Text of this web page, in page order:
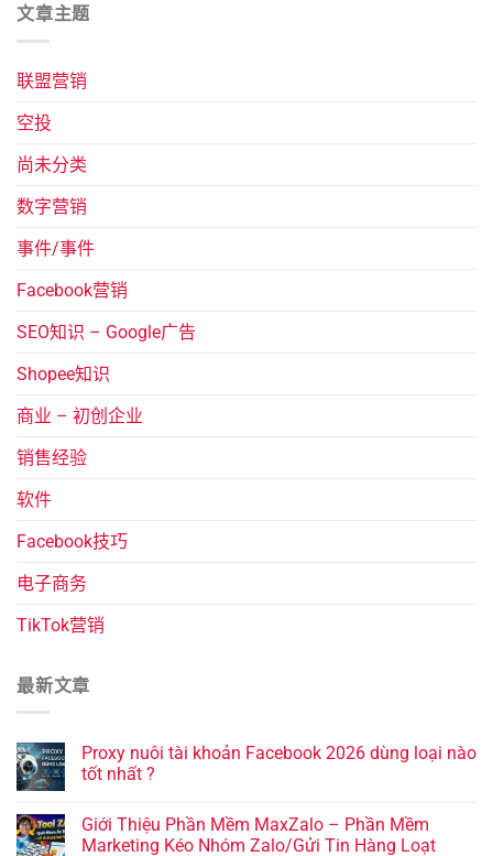
文章主题
联盟营销
空投
尚未分类
数字营销
事件/事件
Facebook营销
SEO知识 – Google广告
Shopee知识
商业 – 初创企业
销售经验
软件
Facebook技巧
电子商务
TikTok营销
最新文章
Proxy nuôi tài khoản Facebook 2026 dùng loại nào
tốt nhất ?
Giới Thiệu Phần Mềm MaxZalo – Phần Mềm
Marketing Kéo Nhóm Zalo/Gửi Tin Hàng Loạt